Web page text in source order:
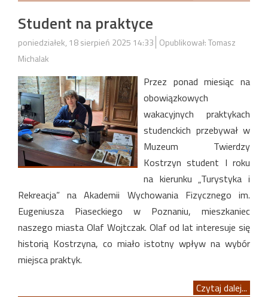
Student na praktyce
poniedziałek, 18 sierpień 2025 14:33 Opublikował: Tomasz
Michalak
Przez ponad miesiąc na
obowiązkowych
wakacyjnych praktykach
studenckich przebywał w
Muzeum Twierdzy
Kostrzyn student I roku
na kierunku „Turystyka i
Rekreacja” na Akademii Wychowania Fizycznego im.
Eugeniusza Piaseckiego w Poznaniu, mieszkaniec
naszego miasta Olaf Wojtczak. Olaf od lat interesuje się
historią Kostrzyna, co miało istotny wpływ na wybór
miejsca praktyk.
Czytaj dalej...